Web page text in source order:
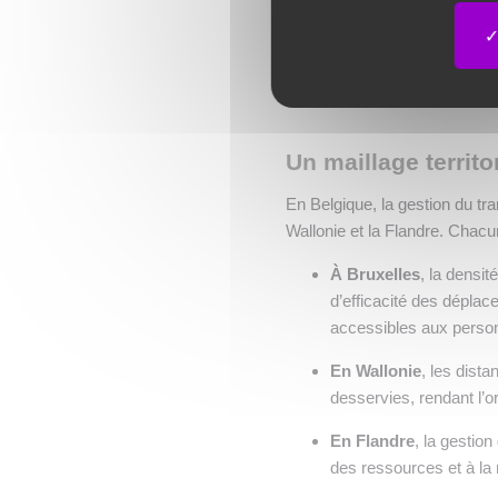
D’une pression
publiques, qui ne suivent
Un maillage
En Belgique, la gestion du
Wallonie et la Flandre.
À Bruxelles, la
d’efficacité des
accessibles aux
En Wallonie, les
desservies, rendant
En Flandre, la
des ressources et à la